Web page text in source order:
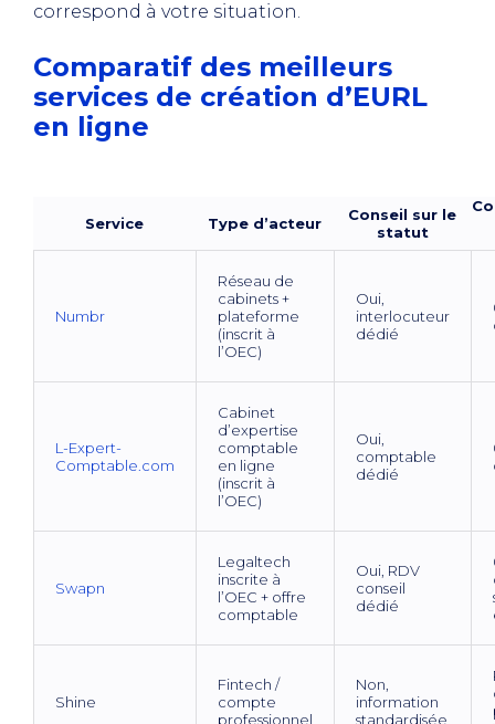
correspond à votre situation.
Comparatif des meilleurs
services de création d’EURL
en ligne
Service Type d’acteur
Conseil sur le
statut
Numbr
Réseau de
cabinets +
plateforme
(inscrit à
l’OEC)
Oui,
interlocuteur
dédié
L-Expert-
Comptable.com
Cabinet
d’expertise
comptable
en ligne
(inscrit à
l’OEC)
Oui,
comptable
dédié
Swapn
Legaltech
inscrite à
l’OEC + offre
comptable
Oui, RDV
conseil
dédié
Shine
Fintech /
compte
professionnel
Non,
information
standardisée